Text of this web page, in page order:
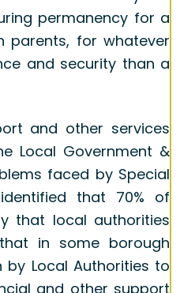
permanency for a
for whatever
and security than a
and other services
Local Government &
faced by Special
that 70% of
that local authorities
in some borough
Local Authorities to
and other support